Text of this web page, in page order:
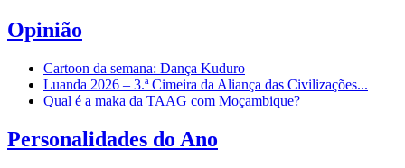
Opinião
Cartoon da semana: Dança Kuduro
Luanda 2026 – 3.ª Cimeira da Aliança das Civilizações...
Qual é a maka da TAAG com Moçambique?
Personalidades do Ano